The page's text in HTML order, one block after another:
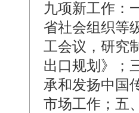
九项新工作：
省社会组织等
工会议，研究
出口规划》；
承和发扬中国
市场工作；五